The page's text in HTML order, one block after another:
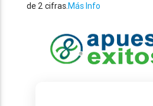
de 2 cifras.Más Info